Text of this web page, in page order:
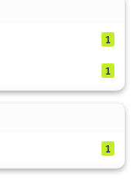
1
1
1